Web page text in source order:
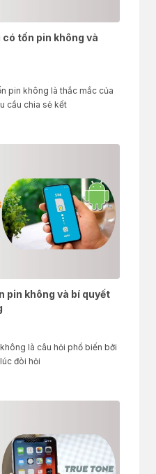
tốn pin không và
pin không là thắc mắc của
cầu chia sẻ kết
pin không và bí quyết
là câu hỏi phổ biến bởi
đòi hỏi